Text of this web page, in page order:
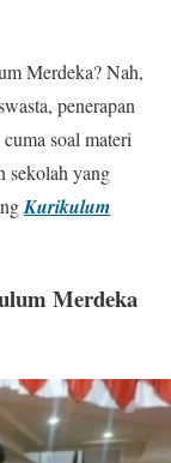
Merdeka? Nah,
penerapan
soal materi
sekolah yang
Kurikulum
Merdeka